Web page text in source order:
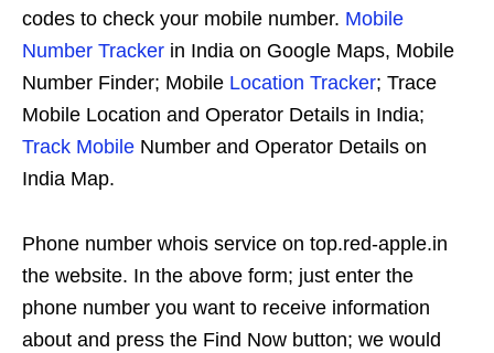
codes to check your mobile number. Mobile
Number Tracker in India on Google Maps, Mobile
Number Finder; Mobile Location Tracker; Trace
Mobile Location and Operator Details in India;
Track Mobile Number and Operator Details on
India Map.
Phone number whois service on top.red-apple.in
the website. In the above form; just enter the
phone number you want to receive information
about and press the Find Now button; we would